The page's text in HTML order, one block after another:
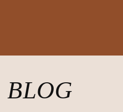
BLOG